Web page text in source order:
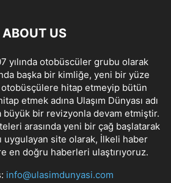
ABOUT US
yılında otobüscüler grubu olarak
başka bir kimliğe, yeni bir yüze
hitap etmeyip bütün
etmek adına Ulaşım Dünyası adı
büyük bir revizyonla devam etmiştir.
arasında yeni bir çağ başlatarak
uygulayan site olarak, İlkeli haber
en doğru haberleri ulaştırıyoruz.
info@ulasimdunyasi.com